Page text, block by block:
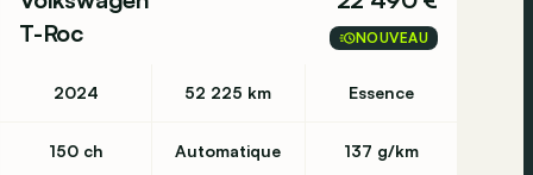
T-Roc
NOUVEAU
2024 52 225 km Essence
150 ch Automatique 137 g/km